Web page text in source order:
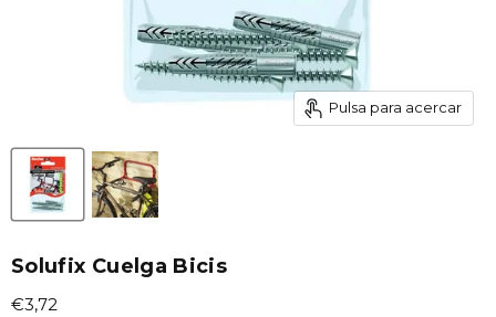
Pulsa para acercar
Solufix Cuelga Bicis
Precio actual
€3,72